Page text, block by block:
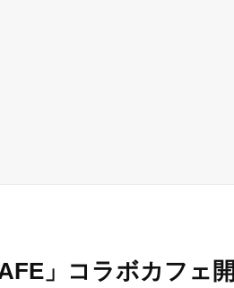
」コラボカフェ開